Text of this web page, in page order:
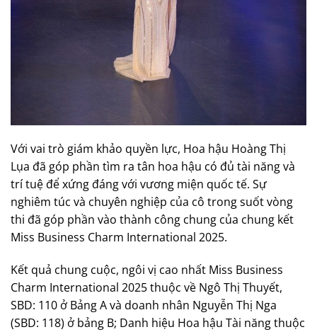
Với vai trò giám khảo quyền lực, Hoa hậu Hoàng Thị
Lụa đã góp phần tìm ra tân hoa hậu có đủ tài năng và
trí tuệ để xứng đáng với vương miện quốc tế. Sự
nghiêm túc và chuyên nghiệp của cô trong suốt vòng
thi đã góp phần vào thành công chung của chung kết
Miss Business Charm International 2025.
Kết quả chung cuộc, ngôi vị cao nhất Miss Business
Charm International 2025 thuộc về Ngô Thị Thuyết,
SBD: 110 ở Bảng A và doanh nhân Nguyễn Thị Nga
(SBD: 118) ở bảng B; Danh hiệu Hoa hậu Tài năng thuộc